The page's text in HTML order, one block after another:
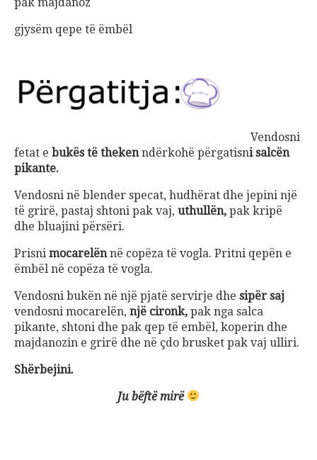
gjysëm qepe të ëmbël
Vendosni
fetat e bukës të thekenndërkohë përgatisni salcën
pikante.
Vendosni në blender specat, hudhërat dhe jepini një
të grirë, pastaj shtoni pak vaj, uthullën, pak kripë
dhe bluajini përsëri.
Prisni mocarelënnë copëza të vogla. Pritni qepën e
ëmbël në copëza të vogla.
Vendosni bukën në një pjatë servirje dhe sipër saj
vendosni mocarelën, një cironk, pak nga salca
pikante, shtoni dhe pak qep të embël, koperin dhe
majdanozin e grirë dhe në çdo brusket pak vaj ulliri.
Shërbejini.
Ju bëftë mirë